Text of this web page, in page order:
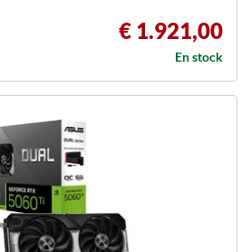
€ 1.921,00
En stock